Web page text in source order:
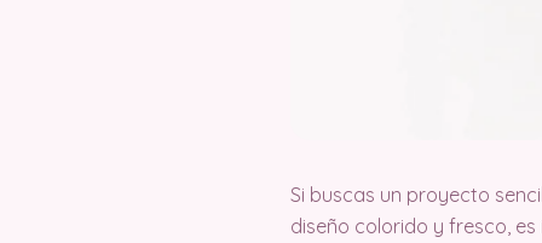
Si buscas un proyecto
diseño colorido y fresco,